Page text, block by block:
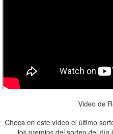
Video de
Checa en este vídeo el último